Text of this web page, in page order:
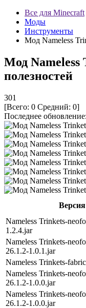
Все для Minecraft
Моды
Инструменты
Мод Nameless
Мод Nameless
полезностей
301
[Всего: 0 Средний: 0]
Последнее
Версия
Nameless Trinkets-
1.2.4.jar
Nameless Trinkets-
26.1.2-1.0.1.jar
Nameless Trinkets-
Nameless Trinkets-
26.1.2-1.0.0.jar
Nameless Trinkets-
26.1.2-1.0.0.jar